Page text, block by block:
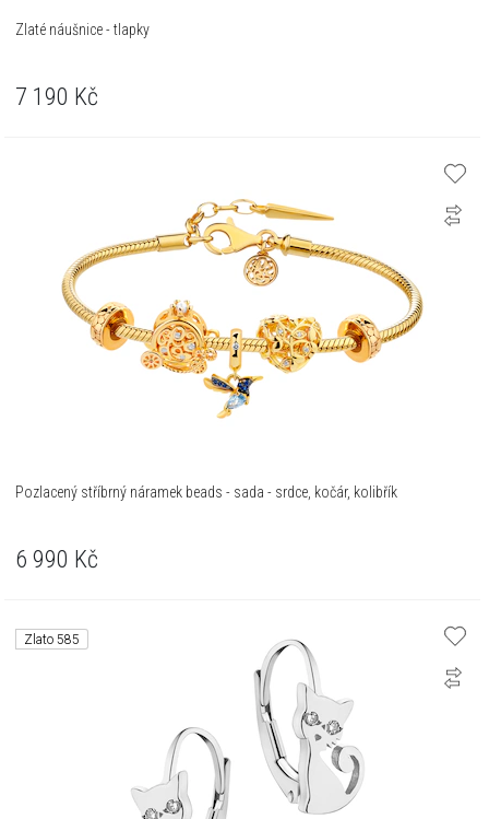
Zlaté náušnice - tlapky
7 190 Kč
Pozlacený stříbrný náramek beads - sada - srdce, kočár, kolibřík
6 990 Kč
Zlato 585